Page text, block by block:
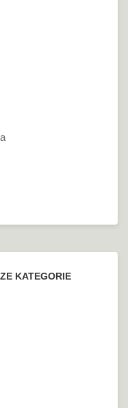
KATEGORIE